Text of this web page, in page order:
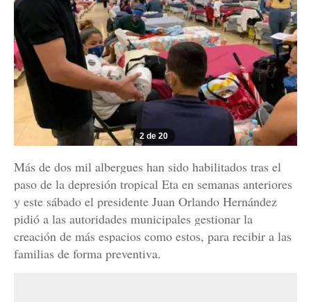
2 de 20
Más de dos mil albergues han sido habilitados tras el
paso de la depresión tropical Eta en semanas anteriores
y este sábado el presidente Juan Orlando Hernández
pidió a las autoridades municipales gestionar la
creación de más espacios como estos, para recibir a las
familias de forma preventiva.